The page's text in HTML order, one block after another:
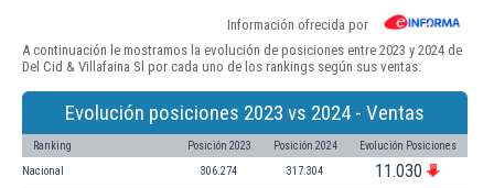
Información ofrecida por
A continuación le mostramos la evolución de posiciones entre 2023 y 2024 de
Del Cid & Villafaina Sl por cada uno de los rankings según sus ventas:
Evolución posiciones 2023 vs 2024 - Ventas
Ranking Posición 2023 Posición 2024 Evolución Posiciones
Nacional 306.274 317.304 11.030